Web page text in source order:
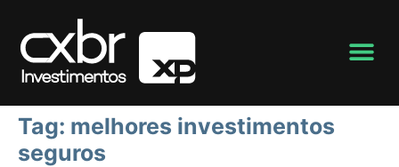
Tag: melhores investimentos
seguros